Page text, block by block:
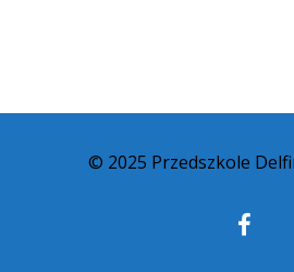
© 2025 Przedszkole